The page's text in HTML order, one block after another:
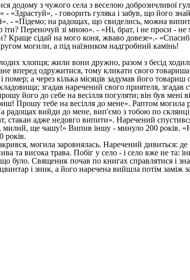
додому з чужого села з веселою доброзичливої
- «Здрастуй», - говорить гуляка і забув, що його
- «Підемо; на радощах, що свиделись, можна
Переночуй зі мною». - «Ні, брат, і не проси - не
сідай на мого коня, жваво довезе».-
могили, а під наїзником надгробний камінь!
хлопця; жили вони дружно, разом з бесід
вперед одружитися, тому кликати свого
помер; а через кілька місяців задумав його
згадав наречений свого приятеля, згадав
його до себе на весілля погуляти; він був мені
Прошу тебе на весілля до мене». Раптом могила
радощах вийди до мене, вип'ємо з тобою по
стакан адже недовго випити». Наречений
ще чашу!» Випив іншу - минуло 200 років.
років.
могила заровнялась. Наречений дивиться:
та висока трава. Побіг у село - і село вже не та:
було. Священик почав по книгах справлятися і
і зник, а його наречена вийшла потім заміж